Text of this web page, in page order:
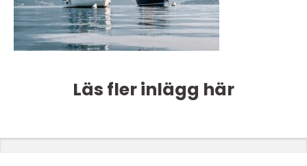
Läs fler inlägg här